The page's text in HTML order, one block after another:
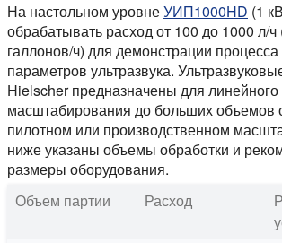
На настольном уровнеУИП1000HD (1
обрабатывать расход от 100 до 1000 л/ч
галлонов/ч) для демонстрации
параметров ультразвука.
Hielscher предназначены для линейного
масштабирования до больших объемов
пилотном или производственном
ниже указаны объемы обработки и
размеры оборудования.
Объем партии
Расход